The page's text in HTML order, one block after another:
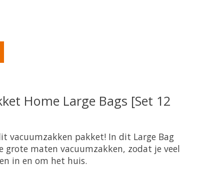
Home Large Bags [Set 12
vacuumzakken pakket! In dit Large Bag
grote maten vacuumzakken, zodat je veel
in en om het huis.